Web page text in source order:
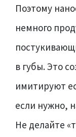
Поэтому
немного
в губы. Это
имитируют
если нужно,
Не делайте